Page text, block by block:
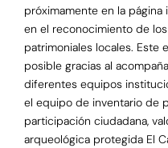
próximamente en la
en el reconocimiento de
patrimoniales locales. Este
posible gracias al
diferentes equipos
el equipo de inventario de
participación ciudadana,
arqueológica protegida El